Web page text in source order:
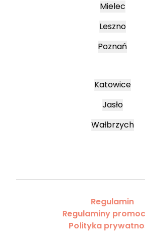
Mielec
Leszno
Poznań
Katowice
Jasło
Wałbrzych
Regulamin
Regulaminy
Polityka